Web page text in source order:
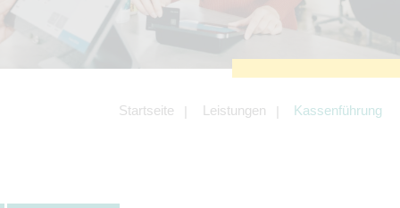
Startseite Leistungen Kassenführung
Diese Cookies sind erforderlich, um
zu optimieren. Hierzu gehört eine
Angebotes einschließlich der
Angeboten von z.B. Facebook und
LinkedIn.